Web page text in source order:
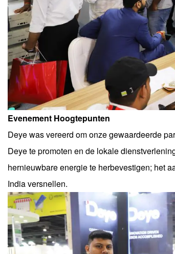
Evenement Hoogtepunten
Deye was vereerd om onze gewaardeerde
Deye te promoten en de lokale
hernieuwbare energie te herbevestigen; het
India versnellen.